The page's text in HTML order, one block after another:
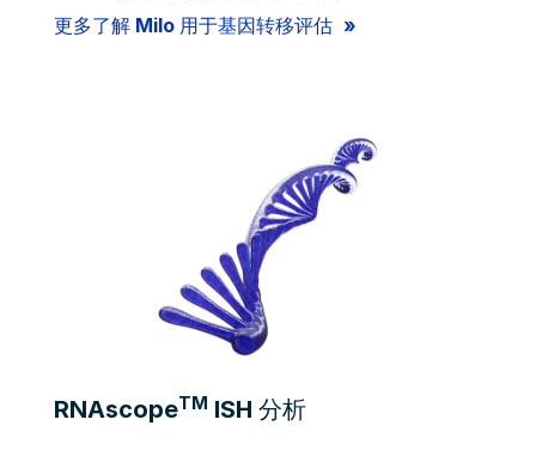
更多了解 Milo 用于基因转移评估
RNAscopeTM ISH 分析